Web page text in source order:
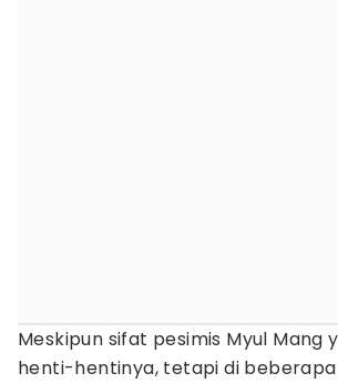
Meskipun sifat pesimis Myul Mang
henti-hentinya, tetapi di